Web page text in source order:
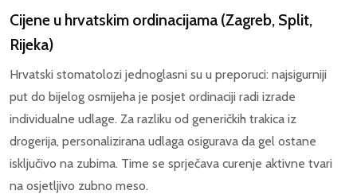
Cijene u hrvatskim ordinacijama (Zagreb, Split,
Rijeka)
Hrvatski stomatolozi jednoglasni su u preporuci: najsigurniji
put do bijelog osmijeha je posjet ordinaciji radi izrade
individualne udlage. Za razliku od generičkih trakica iz
drogerija, personalizirana udlaga osigurava da gel ostane
isključivo na zubima. Time se sprječava curenje aktivne tvari
na osjetljivo zubno meso.